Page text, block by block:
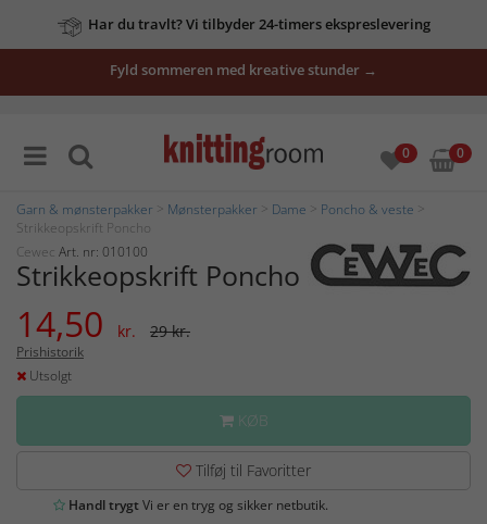
Har du travlt? Vi tilbyder 24-timers ekspreslevering
Fyld sommeren med kreative stunder →
0 0
Garn & mønsterpakker Mønsterpakker Dame Poncho & veste
Strikkeopskrift Poncho
Cewec Art. nr: 010100
Strikkeopskrift Poncho
14,50 kr. 29 kr.
Prishistorik
Utsolgt
KØB
Tilføj til Favoritter
Handl trygtVi er en tryg og sikker netbutik.